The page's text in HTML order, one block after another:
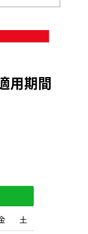
用期間
土